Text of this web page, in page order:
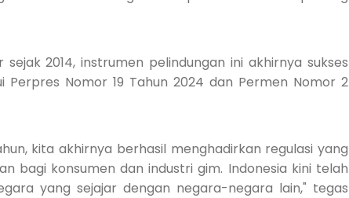
2014, instrumen pelindungan ini akhirnya sukses
Nomor 19 Tahun 2024 dan Permen Nomor 2
kita akhirnya berhasil menghadirkan regulasi yang
bagi konsumen dan industri gim. Indonesia kini telah
yang sejajar dengan negara-negara lain," tegas